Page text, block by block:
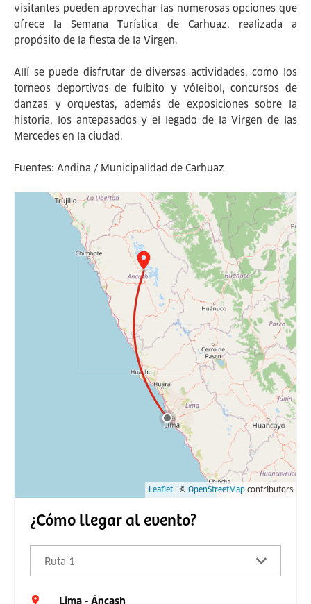
visitantes pueden aprovechar las numerosas opciones que
ofrece la Semana Turística de Carhuaz, realizada a
propósito de la fiesta de la Virgen.
Allí se puede disfrutar de diversas actividades, como los
torneos deportivos de fulbito y vóleibol, concursos de
danzas y orquestas, además de exposiciones sobre la
historia, los antepasados y el legado de la Virgen de las
Mercedes en la ciudad.
Fuentes: Andina / Municipalidad de Carhuaz
Leaflet | © OpenStreetMap contributors
¿Cómo llegar al evento?
Ruta 1
Lima - Áncash